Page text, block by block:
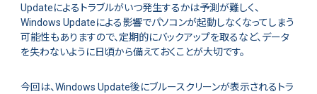
Updateによるトラブルがいつ発生するかは予測が難しく、
Windows Updateによる影響でパソコンが起動しなくなってしまう
可能性もありますので、定期的にバックアップを取るなど、データ
を失わないように日頃から備えておくことが大切です。
今回は、Windows Update後にブルースクリーンが表示されるトラ